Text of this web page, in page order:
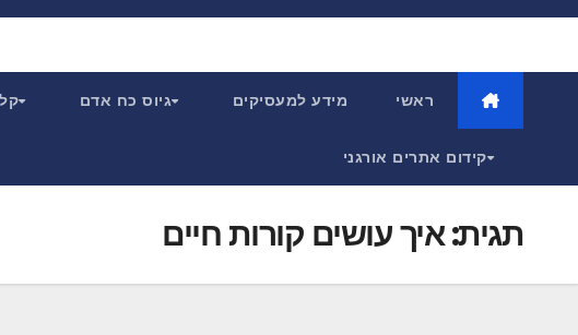
Skip
ראשי מידע למעסיקים גיוס כח אדם
קידום אתרים אורגני
תגית:איך עושים קורות חיים